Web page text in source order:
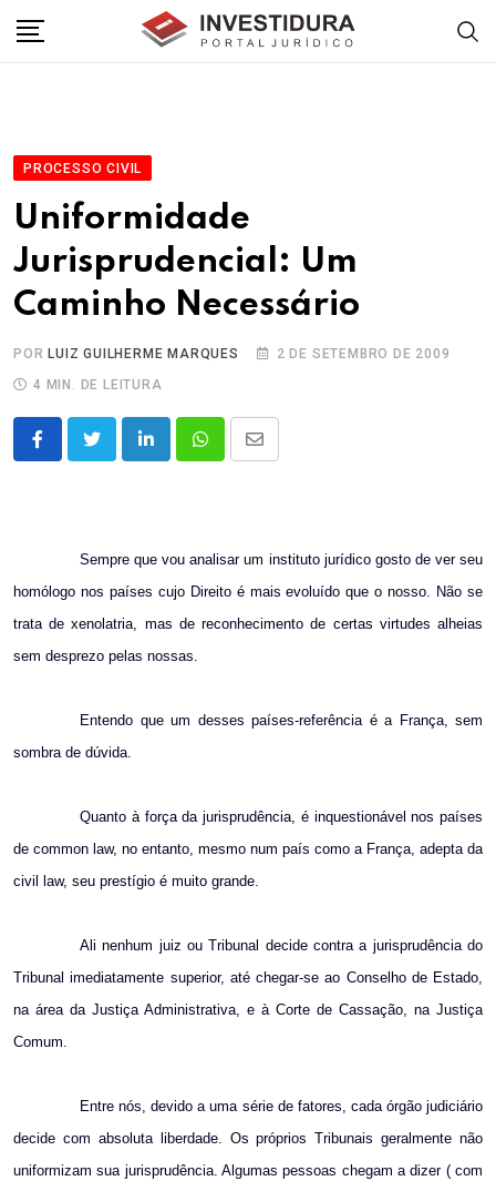
PROCESSO CIVIL
Uniformidade
Jurisprudencial: Um
Caminho Necessário
POR LUIZ GUILHERME MARQUES
2 DE SETEMBRO DE 2009
4 MIN. DE LEITURA
LinkedInWhatsappShare
Sempre que vou analisar um instituto jurídico gosto de ver seu
homólogo nos países cujo Direito é mais evoluído que o nosso. Não se
trata de xenolatria, mas de reconhecimento de certas virtudes alheias
sem desprezo pelas nossas.
Entendo que um desses países-referência é a França, sem
sombra de dúvida.
Quanto à força da jurisprudência, é inquestionável nos países
de common law, no entanto, mesmo num país como a França, adepta da
civil law, seu prestígio é muito grande.
Ali nenhum juiz ou Tribunal decide contra a jurisprudência do
Tribunal imediatamente superior, até chegar-se ao Conselho de Estado,
na área da Justiça Administrativa, e à Corte de Cassação, na Justiça
Comum.
Entre nós, devido a uma série de fatores, cada órgão judiciário
decide com absoluta liberdade. Os próprios Tribunais geralmente não
uniformizam sua jurisprudência. Algumas pessoas chegam a dizer ( com